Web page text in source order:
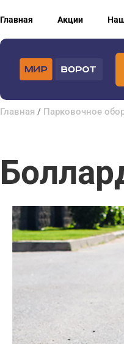
Главная Акции
Главная / Парковочное